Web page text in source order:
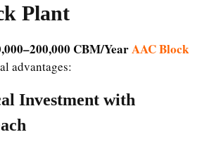
Plant
CBM/YearAAC Block
advantages:
Investment with